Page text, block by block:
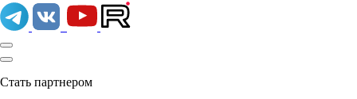
Стать партнером